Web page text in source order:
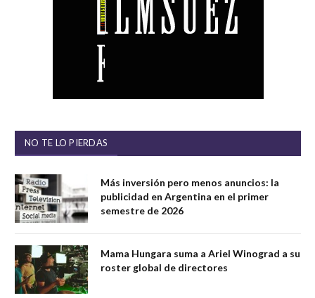
NO TE LO PIERDAS
Más inversión pero menos anuncios: la
publicidad en Argentina en el primer
semestre de 2026
Mama Hungara suma a Ariel Winograd a su
roster global de directores